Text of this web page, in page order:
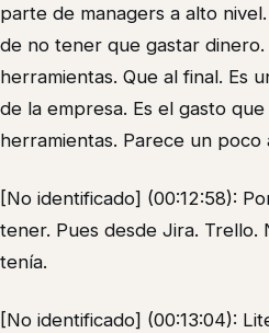
parte de managers a alto
de no tener que gastar dinero.
herramientas. Que al final. Es
de la empresa. Es el gasto
herramientas. Parece un poco
[No identificado] (00:12:58):
tener. Pues desde Jira. Trello.
tenía.
[No identificado] (00:13:04):